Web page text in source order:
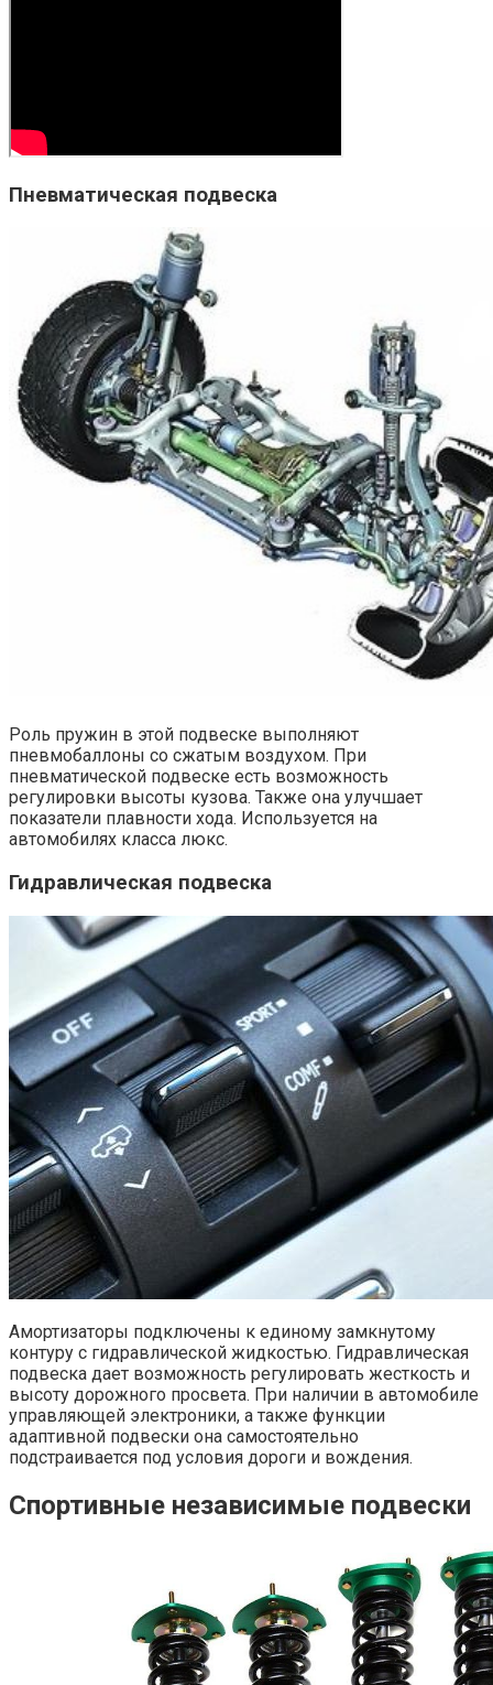
Пневматическая подвеска
Роль пружин в этой подвеске выполняют
пневмобаллоны со сжатым воздухом. При
пневматической подвеске есть возможность
регулировки высоты кузова. Также она улучшает
показатели плавности хода. Используется на
автомобилях класса люкс.
Гидравлическая подвеска
Амортизаторы подключены к единому замкнутому
контуру с гидравлической жидкостью. Гидравлическая
подвеска дает возможность регулировать жесткость и
высоту дорожного просвета. При наличии в автомобиле
управляющей электроники, а также функции
адаптивной подвески она самостоятельно
подстраивается под условия дороги и вождения.
Спортивные независимые подвески